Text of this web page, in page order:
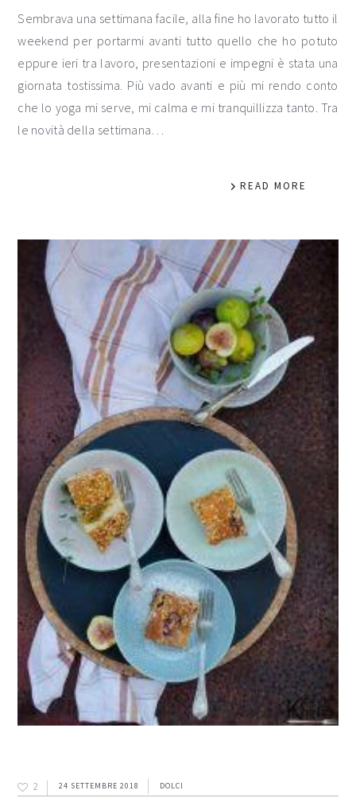
Sembrava una settimana facile, alla fine ho lavorato tutto il
weekend per portarmi avanti tutto quello che ho potuto
eppure ieri tra lavoro, presentazioni e impegni è stata una
giornata tostissima. Più vado avanti e più mi rendo conto
che lo yoga mi serve, mi calma e mi tranquillizza tanto. Tra
le novità della settimana…
READ MORE
2 24 SETTEMBRE 2018 DOLCI